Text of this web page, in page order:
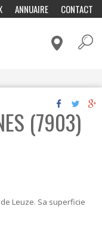
ANNUAIRE
CONTACT
(7903)
Leuze. Sa superficie